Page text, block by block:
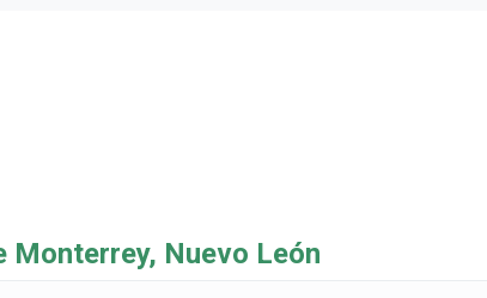
Monterrey, Nuevo León